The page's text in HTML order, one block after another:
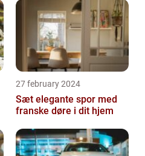
27 february 2024
Sæt elegante spor med
franske døre i dit hjem